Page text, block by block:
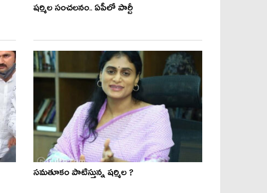
షర్మిల సంచలనం.. ఏపీలో పార్టీ
సమతూకం పాటిస్తున్న షర్మిల ?